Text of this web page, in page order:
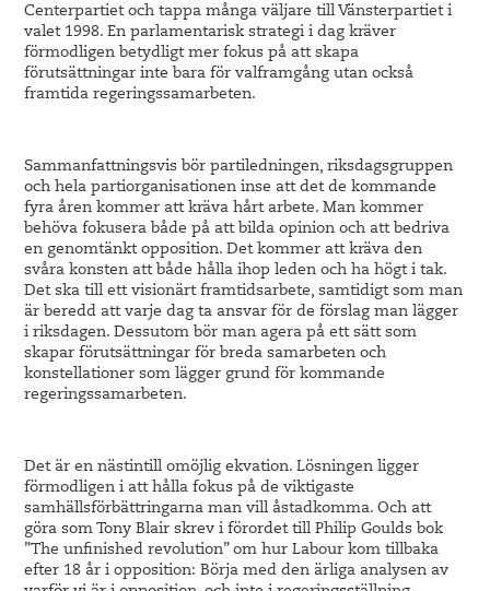
Centerpartiet och tappa många väljare till Vänsterpartiet i
valet 1998. En parlamentarisk strategi i dag kräver
förmodligen betydligt mer fokus på att skapa
förutsättningar inte bara för valframgång utan också
framtida regeringssamarbeten.
Sammanfattningsvis bör partiledningen, riksdagsgruppen
och hela partiorganisationen inse att det de kommande
fyra åren kommer att kräva hårt arbete. Man kommer
behöva fokusera både på att bilda opinion och att bedriva
en genomtänkt opposition. Det kommer att kräva den
svåra konsten att både hålla ihop leden och ha högt i tak.
Det ska till ett visionärt framtidsarbete, samtidigt som man
är beredd att varje dag ta ansvar för de förslag man lägger
i riksdagen. Dessutom bör man agera på ett sätt som
skapar förutsättningar för breda samarbeten och
konstellationer som lägger grund för kommande
regeringssamarbeten.
Det är en nästintill omöjlig ekvation. Lösningen ligger
förmodligen i att hålla fokus på de viktigaste
samhällsförbättringarna man vill åstadkomma. Och att
göra som Tony Blair skrev i förordet till Philip Goulds bok
”The unfinished revolution” om hur Labour kom tillbaka
efter 18 år i opposition: Börja med den ärliga analysen av